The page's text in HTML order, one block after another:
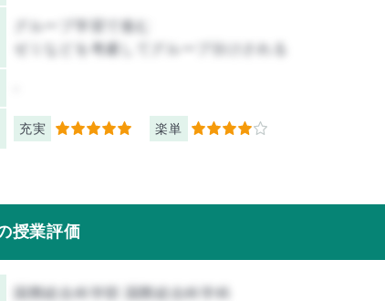
グループ学習で進む
ゼミなどを考慮してグループ分けされる
充実 5 楽単 4
授業評価
国際総合科学部 国際総合科学科